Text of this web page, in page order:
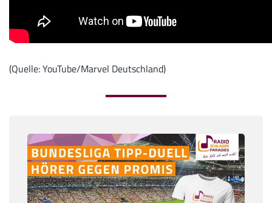
(Quelle: YouTube/Marvel Deutschland)